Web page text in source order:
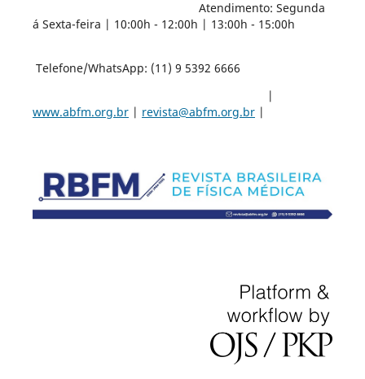
Atendimento: Segunda
á Sexta-feira | 10:00h - 12:00h | 13:00h - 15:00h
Telefone/WhatsApp: (11) 9 5392 6666
|
www.abfm.org.br| revista@abfm.org.br|